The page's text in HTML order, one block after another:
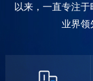
以来，一直专注
业界领